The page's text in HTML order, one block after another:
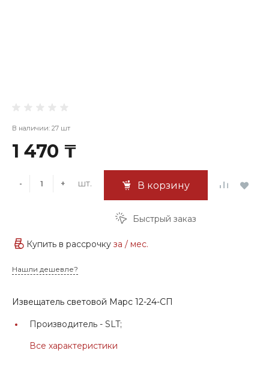
В наличии: 27 шт
1 470 ₸
- + шт. В корзину
Быстрый заказ
Купить в рассрочку за / мес.
Нашли дешевле?
Извещатель световой Марс 12-24-СП
Производитель - SLT;
Все характеристики